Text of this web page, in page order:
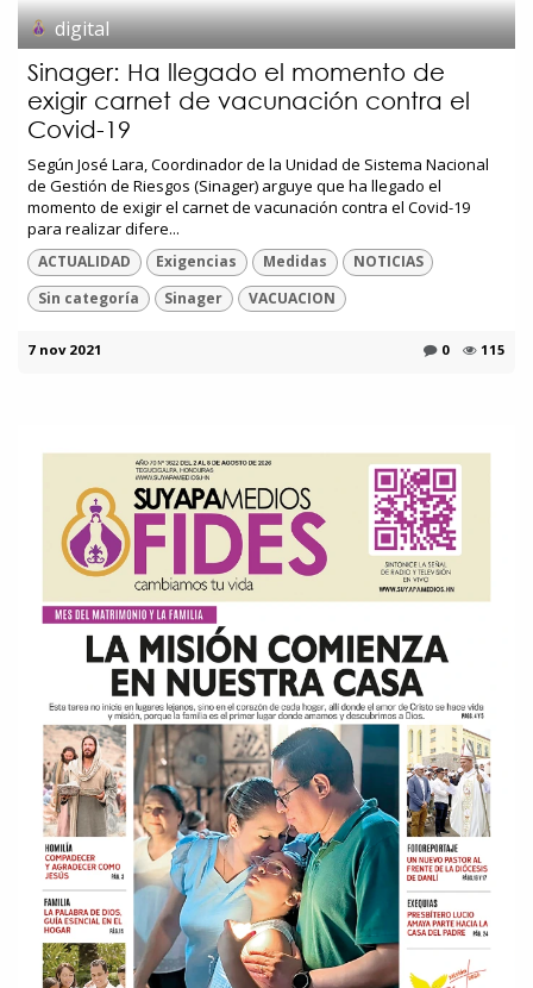
digital
Sinager: Ha llegado el momento de
exigir carnet de vacunación contra el
Covid-19
Según José Lara, Coordinador de la Unidad de Sistema Nacional
de Gestión de Riesgos (Sinager) arguye que ha llegado el
momento de exigir el carnet de vacunación contra el Covid-19
para realizar difere...
ACTUALIDAD Exigencias Medidas
NOTICIAS
Sin categoría
Sinager VACUACION
7 nov 2021 0 115